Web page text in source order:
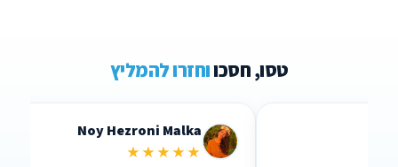
טסו, חסכווחזרו להמליץ
Noy Hezroni Malka
★★★★★